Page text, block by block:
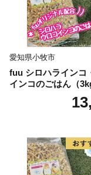
まで御渡、浜辺
れます。
愛知県小牧市
fuu シロハラインコ
インコのごはん（